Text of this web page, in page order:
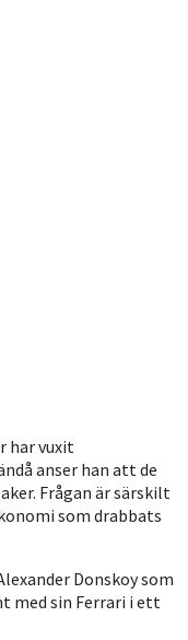
har vuxit
anser han att de
Frågan är särskilt
som drabbats
Donskoy som
med sin Ferrari i ett